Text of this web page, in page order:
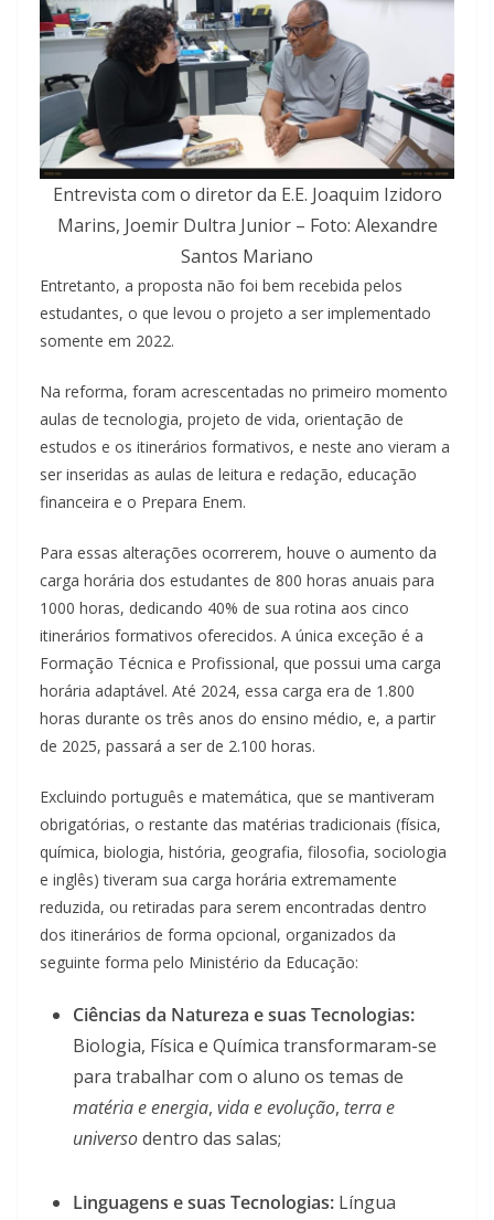
Entrevista com o diretor da E.E. Joaquim Izidoro
Marins, Joemir Dultra Junior – Foto: Alexandre
Santos Mariano
Entretanto, a proposta não foi bem recebida pelos
estudantes, o que levou o projeto a ser implementado
somente em 2022.
Na reforma, foram acrescentadas no primeiro momento
aulas de tecnologia, projeto de vida, orientação de
estudos e os itinerários formativos, e neste ano vieram a
ser inseridas as aulas de leitura e redação, educação
financeira e o Prepara Enem.
Para essas alterações ocorrerem, houve o aumento da
carga horária dos estudantes de 800 horas anuais para
1000 horas, dedicando 40% de sua rotina aos cinco
itinerários formativos oferecidos. A única exceção é a
Formação Técnica e Profissional, que possui uma carga
horária adaptável. Até 2024, essa carga era de 1.800
horas durante os três anos do ensino médio, e, a partir
de 2025, passará a ser de 2.100 horas.
Excluindo português e matemática, que se mantiveram
obrigatórias, o restante das matérias tradicionais (física,
química, biologia, história, geografia, filosofia, sociologia
e inglês) tiveram sua carga horária extremamente
reduzida, ou retiradas para serem encontradas dentro
dos itinerários de forma opcional, organizados da
seguinte forma pelo Ministério da Educação:
Ciências da Natureza e suas Tecnologias:
Biologia, Física e Química transformaram-se
para trabalhar com o aluno os temas de
matéria e energia, vida e evolução, terra e
universodentro das salas;
Linguagens e suas Tecnologias: Língua